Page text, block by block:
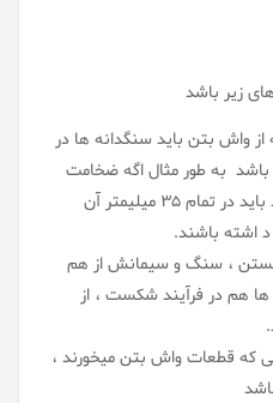
زیر باشد
واش بتن باید سنگدانه ها در
باشد به طور مثال اگه ضخامت
اشته باشند.
، سنگ و سیمانش از هم
هم در فرآیند شکست ، از
.
که قطعات واش بتن میخورند ،